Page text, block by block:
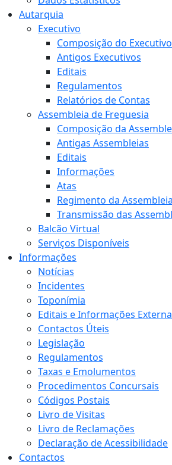
Autarquia
Executivo
Composição do Executivo
Antigos Executivos
Editais
Regulamentos
Relatórios de Contas
Assembleia de Freguesia
Composição da
Antigas Assembleias
Editais
Informações
Atas
Regimento da Assembleia
Transmissão das
Balcão Virtual
Serviços Disponíveis
Informações
Notícias
Incidentes
Toponímia
Editais e Informações
Contactos Úteis
Legislação
Regulamentos
Taxas e Emolumentos
Procedimentos Concursais
Códigos Postais
Livro de Visitas
Livro de Reclamações
Declaração de Acessibilidade
Contactos